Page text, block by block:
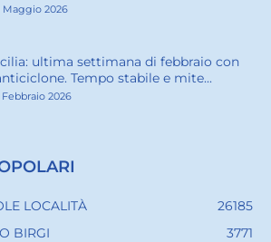
Maggio 2026
ultima settimana di febbraio con
Tempo stabile e mite...
Febbraio 2026
LOCALITÀ
26185
BIRGI
3771